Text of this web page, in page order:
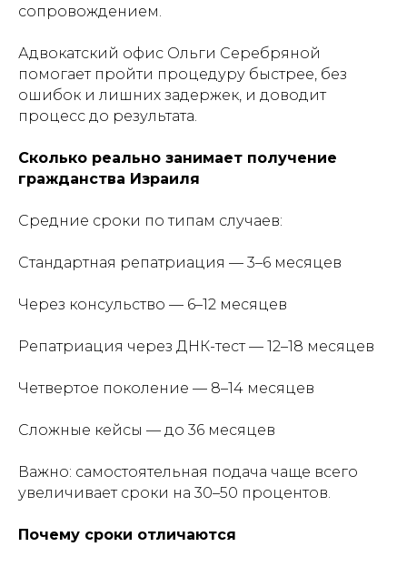
сопровождением.
Адвокатский офис Ольги Серебряной
помогает пройти процедуру быстрее, без
ошибок и лишних задержек, и доводит
процесс до результата.
Сколько реально занимает получение
гражданства Израиля
Средние сроки по типам случаев:
Стандартная репатриация — 3–6 месяцев
Через консульство — 6–12 месяцев
Репатриация через ДНК-тест — 12–18 месяцев
Четвертое поколение — 8–14 месяцев
Сложные кейсы — до 36 месяцев
Важно: самостоятельная подача чаще всего
увеличивает сроки на 30–50 процентов.
Почему сроки отличаются